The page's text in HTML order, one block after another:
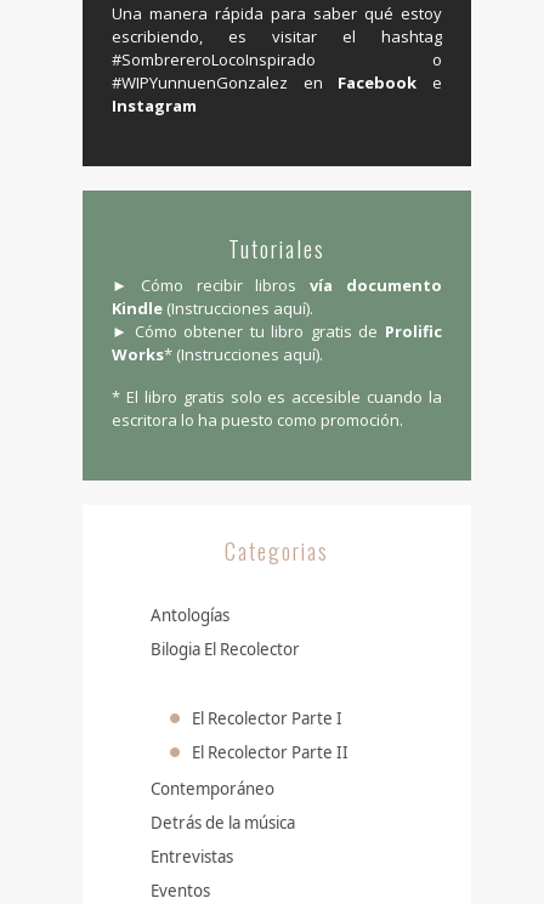
Una manera rápida para saber qué estoy
escribiendo, es visitar el hashtag
‬#SombrereroLocoInspirado o
#WIPYunnuenGonzalez en ‪ Facebook e
Instagram
Tutoriales
► Cómo recibir librosvía documento
Kindle (Instrucciones aquí).
► Cómo obtener tu libro gratis de Prolific
Works* (Instrucciones aquí).
* El libro gratis solo es accesible cuando la
escritora lo ha puesto como promoción.
Categorias
Antologías
Bilogia El Recolector
El Recolector Parte I
El Recolector Parte II
Contemporáneo
Detrás de la música
Entrevistas
Eventos